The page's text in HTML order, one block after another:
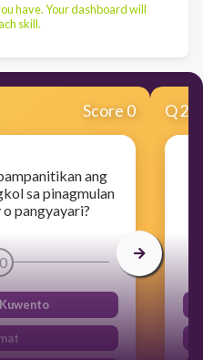
have. Your dashboard will
skill.
Score 0
ang
sa pinagmulan
pangyayari?
Q2